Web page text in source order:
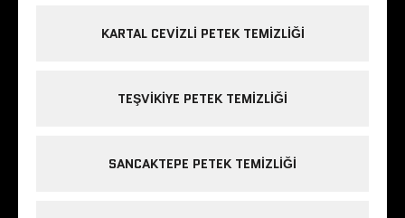
KARTAL CEVIZLI PETEK TEMIZLIĞI
TEŞVIKIYE PETEK TEMIZLIĞI
SANCAKTEPE PETEK TEMIZLIĞI